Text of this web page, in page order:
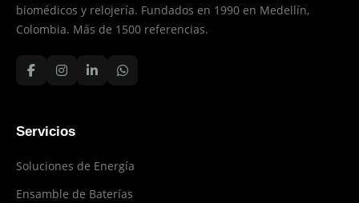
biomédicos y relojería. Fundados en 1990 en Medellín,
Colombia. Más de 1500 referencias.
Servicios
Soluciones de Energía
Ensamble de Baterías